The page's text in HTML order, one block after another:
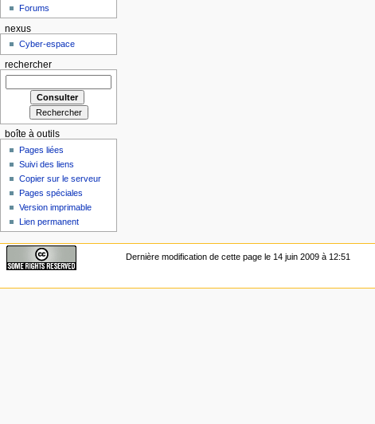
Forums
nexus
Cyber-espace
rechercher
boîte à outils
Pages liées
Suivi des liens
Copier sur le serveur
Pages spéciales
Version imprimable
Lien permanent
Dernière modification de cette page le 14 juin 2009 à 12:51